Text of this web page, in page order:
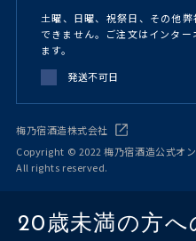
土曜、日曜、祝祭日、その他
できません。ご注文はインタ
ます。
発送不可日
梅乃宿酒造株式会社
Copyright © 2022 梅乃宿酒造公式オ
All rights reserved.
20歳未満の方へ